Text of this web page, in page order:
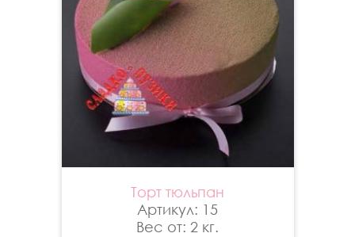
Торт тюльпан
Артикул: 15
Вес от: 2 кг.